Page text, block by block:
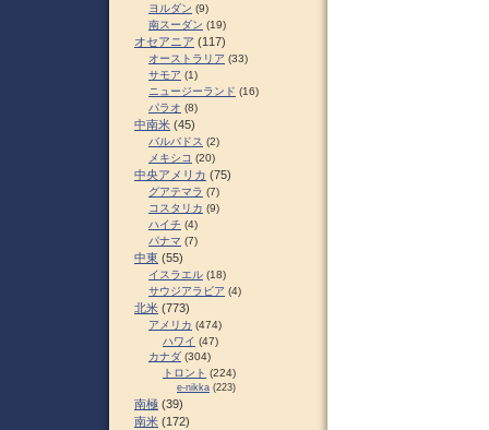
ヨルダン (9)
南スーダン (19)
オセアニア (117)
オーストラリア (33)
サモア (1)
ニュージーランド (16)
パラオ (8)
中南米 (45)
バルバドス (2)
メキシコ (20)
中央アメリカ (75)
グアテマラ (7)
コスタリカ (9)
ハイチ (4)
パナマ (7)
中東 (55)
イスラエル (18)
サウジアラビア (4)
北米 (773)
アメリカ (474)
ハワイ (47)
カナダ (304)
トロント (224)
e-nikka (223)
南極 (39)
南米 (172)